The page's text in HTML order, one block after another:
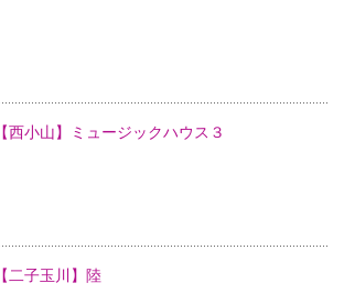
【西小山】ミュージックハウス３
【二子玉川】陸